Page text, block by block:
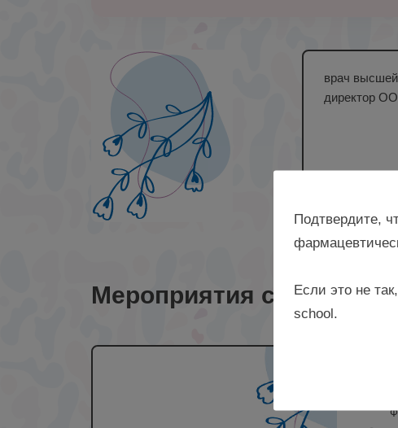
врач высшей
директор
Мероприятия с лектором
Подтвердите,
Если это не
school.